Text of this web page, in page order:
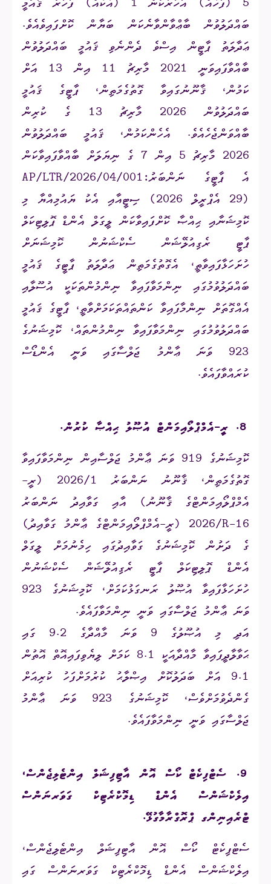
5 (ފަހެއް) އަހަރަކުން 1 (އެކެއް) ފަހަރު ޤައުމީ
ބައްދަލުވުން ބާޢްވާންވާނެކަން ބަޔާން ކޮށްފައިވެއެވެ.
ޢަދާލަތު ޕާޓީން އިސްވެ ދެންނެވި ޤައުމީ ބައްދަލުވުން
ބާއްވާފައިވަނީ 2021 މާރިޗު 11 އިން 13 އަށް
ކަމުން، ޤާނޫނުގައިވާ ގޮތުގެމަތިން، ޕާޓީގެ ޤައުމީ
ބައްދަލުވުން 2026 މާރިޗު 13 ގެ ކުރިން
ބާއްވަންޖެހެއެވެ. އެހެންކަމުން، ޤައުމީ ބައްދަލުވުން
2026 މާރިޗު 5 އިން 7 ގެ ނިޔަލަށް ބާއްވާފައިވާކަން
އެ ޕާޓީގެ ނަންބަރު:AP/LTR/2026/04/001
(29 އެޕްރީލް 2026) ސިޓީއާއި އެކު ޔައުމިއްޔާ މި
ކޮމިޝަނާއި ޙިއްޞާ ކޮށްފައިވާކަން ލީގަލް އެންޑް ޕޮލިޓިކަލް
ޕާޓީ ރެގިއުލޭޝަން ސެކްޝަނުން ކޮމިޝަނަށް
ހުށަހަޅާފައިވާތީ، އެގޮތުގެމަތިން ޢަދާލަތު ޕާޓީގެ ޤައުމީ
ބައްދަލުވުމުގައި ނިންމަވާފައިވާ ނިންމުންތަކަކީ އުސޫލާއި
އެއްގޮތަށް ނިންމާފައިވާ ކަންތައްތަކަމަށްވާތީ، ޕާޓީގެ ޤައުމީ
ބައްދަލުވުމުގައި ނިންމަވާފައިވާ ނިންމުންތައް، ކޮމިޝަނުގެ
923 ވަނަ ޢާންމު ޖަލްސާގައި ވަނީ އެންޑޯސް
ކުރައްވާފައެވެ.
8.
ރީ-އެމްޕްލޯއިމަންޓް އުޞޫލު ޙިއްޞާ ކުރުން.
ކޮމިޝަނުގެ 919 ވަނަ ޢާންމު ޖަލްސާއިން ނިންމަވާފައިވާ
ގޮތުގެމަތިން، ޤާނޫނު ނަންބަރު 2026/1 (ރީ-
އެމްޕްލޯއިމަންޓްގެ ޤާނޫނު) އާއި ގަވާއިދު ނަންބަރު
2026/R-16 (ރީ-އެމްޕްލޯއިމަންޓްގެ ޢާންމު ގަވާއިދު)
ގެ ދަށުން ކޮމިޝަނުގެ ގަވާއިދުގައި ހިމެނުމަށް ލީގަލް
އެންޑް ޕޮލިޓިކަލް ޕާޓީ ރެގިއުލޭޝަން ސެކްޝަނުން
ހުށަހަޅާފައިވާ އުޞޫލު ރަނގަޅުކަމަށް، ކޮމިޝަނުގެ 923
ވަނަ ޢާންމު ޖަލްސާގައި ވަނީ ނިންމަވާފައެވެ.
އަދި މި އުޞޫލުގެ 9 ވަނަ މާއްދާގެ 9.2 ގައި
ޙަވާލާދީފައިވާ މާއްދާއަކީ 8.1 ކަމަށް ލިޔެވިފައިއޮތް އޮތުން
9.1 އަށް ބަދަލުކޮށް އިޞްލާޙު ކުރުމަށްފަހު ކުރިއަށް
ގެންދެވުމަށްވެސް، ކޮމިޝަނުގެ 923 ވަނަ ޢާންމު
ޖަލްސާގައި ވަނީ ނިންމަވާފައެވެ.
9.
ސެޓްފިކެޓް ކޯސް އޮން އާޓިފިޝަލް އިންޓެލިޖެންސް،
އިލެކްޝަންސް އެންޑް ޑިމޮކްރެޓިކް ގަވަރނަންސް
ޓްރެއިނިންގ ޕްރޮގްރާމާގުޅޭ.
ސެޓްފިކެޓް ކޯސް އޮން އާޓިފިޝަލް އިންޓެލިޖެންސް،
އިލެކްޝަންސް އެންޑް ޑިމޮކްރެޓިކް ގަވަރނަންސް ގައި